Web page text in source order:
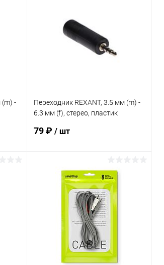
(m) -
Переходник REXANT, 3.5 мм (m) -
6.3 мм (f), стерео, пластик
79 ₽/ шт
В корзину
Купить в 1 клик К сравнению
В избранное